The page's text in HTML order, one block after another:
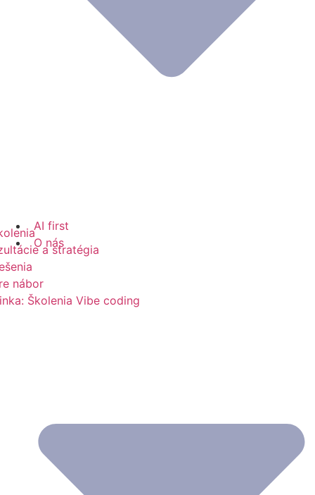
a stratégia
nábor
Školenia Vibe coding
AI first
O nás